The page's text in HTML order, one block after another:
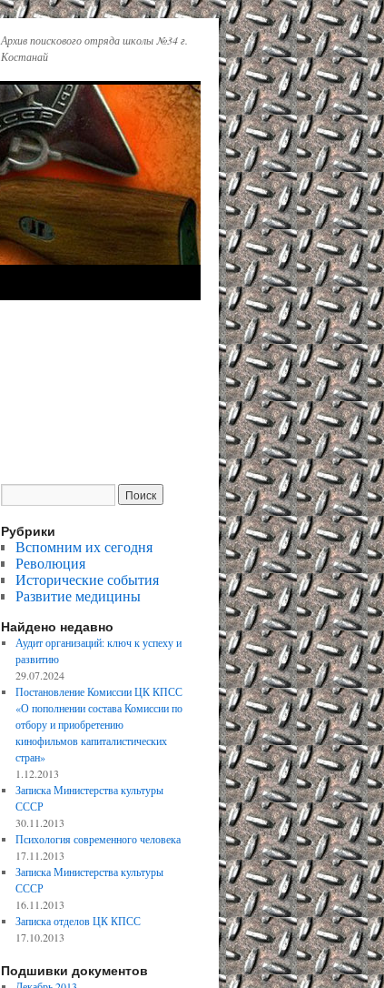
Архив поискового отряда школы №34 г.
Костанай
Рубрики
Вспомним их сегодня
Революция
Исторические события
Развитие медицины
Найдено недавно
Аудит организаций: ключ к успеху и
развитию
29.07.2024
Постановление Комиссии ЦК КПСС
«О пополнении состава Комиссии по
отбору и приобретению
кинофильмов капиталистических
стран»
1.12.2013
Записка Министерства культуры
СССР
30.11.2013
Психология современного человека
17.11.2013
Записка Министерства культуры
СССР
16.11.2013
Записка отделов ЦК КПСС
17.10.2013
Подшивки документов